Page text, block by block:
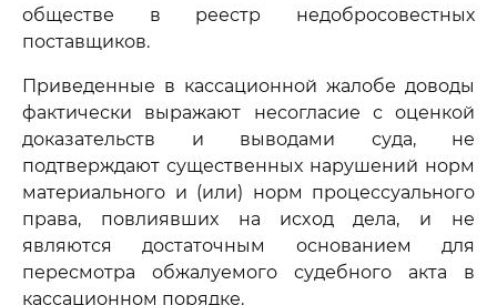
обществе в реестр недобросовестных
поставщиков.
Приведенные в кассационной жалобе доводы
фактически выражают несогласие с оценкой
доказательств и выводами суда, не
подтверждают существенных нарушений норм
материального и (или) норм процессуального
права, повлиявших на исход дела, и не
являются достаточным основанием для
пересмотра обжалуемого судебного акта в
кассационном порядке.